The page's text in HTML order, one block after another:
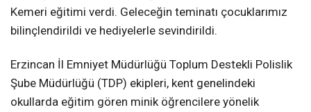
Kemeri eğitimi verdi. Geleceğin teminatı çocuklarımız
bilinçlendirildi ve hediyelerle sevindirildi.
Erzincan İl Emniyet Müdürlüğü Toplum Destekli Polislik
Şube Müdürlüğü (TDP) ekipleri, kent genelindeki
okullarda eğitim gören minik öğrencilere yönelik